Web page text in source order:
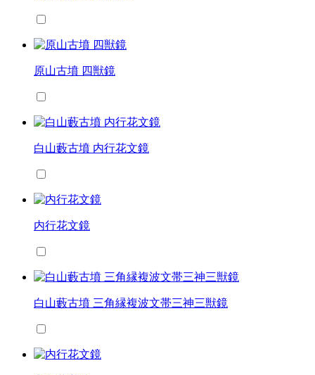
原山古墳 四獣鏡
白山藪古墳 内行花文鏡
内行花文鏡
白山藪古墳 三角縁複波文帯三神三獣鏡